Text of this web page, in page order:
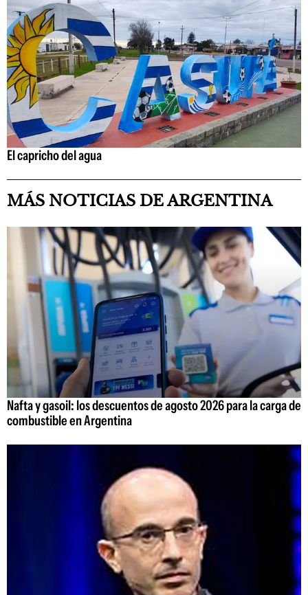
El capricho del agua
MÁS NOTICIAS DE ARGENTINA
Nafta y gasoil: los descuentos de agosto 2026 para la carga de
combustible en Argentina